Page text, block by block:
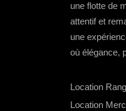
une flotte de
attentif et
une
où élégance,
Location
Location